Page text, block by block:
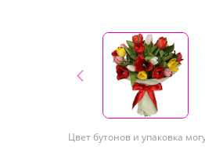
Цвет бутонов и упаковка